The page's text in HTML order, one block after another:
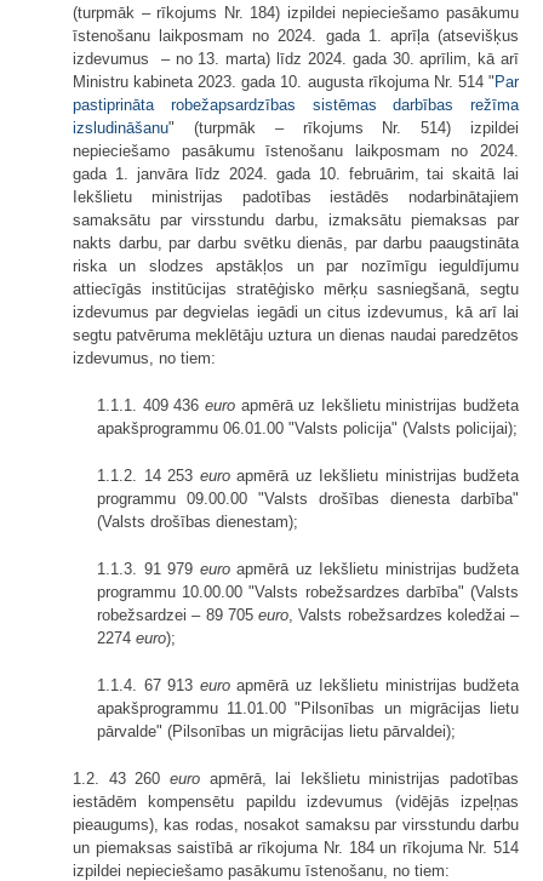
(turpmāk – rīkojums Nr. 184) izpildei nepieciešamo pasākumu
īstenošanu laikposmam no 2024. gada 1. aprīļa (atsevišķus
izdevumus – no 13. marta) līdz 2024. gada 30. aprīlim, kā arī
Ministru kabineta 2023. gada 10. augusta rīkojuma Nr. 514 " Par
pastiprināta robežapsardzības sistēmas darbības režīma
izsludināšanu" (turpmāk – rīkojums Nr. 514) izpildei
nepieciešamo pasākumu īstenošanu laikposmam no 2024.
gada 1. janvāra līdz 2024. gada 10. februārim, tai skaitā lai
Iekšlietu ministrijas padotības iestādēs nodarbinātajiem
samaksātu par virsstundu darbu, izmaksātu piemaksas par
nakts darbu, par darbu svētku dienās, par darbu paaugstināta
riska un slodzes apstākļos un par nozīmīgu ieguldījumu
attiecīgās institūcijas stratēģisko mērķu sasniegšanā, segtu
izdevumus par degvielas iegādi un citus izdevumus, kā arī lai
segtu patvēruma meklētāju uztura un dienas naudai paredzētos
izdevumus, no tiem:
1.1.1. 409 436 euroapmērā uz Iekšlietu ministrijas budžeta
apakšprogrammu 06.01.00 "Valsts policija" (Valsts policijai);
1.1.2. 14 253 euroapmērā uz Iekšlietu ministrijas budžeta
programmu 09.00.00 "Valsts drošības dienesta darbība"
(Valsts drošības dienestam);
1.1.3. 91 979 euroapmērā uz Iekšlietu ministrijas budžeta
programmu 10.00.00 "Valsts robežsardzes darbība" (Valsts
robežsardzei – 89 705 euro , Valsts robežsardzes koledžai –
2274 euro);
1.1.4. 67 913 euroapmērā uz Iekšlietu ministrijas budžeta
apakšprogrammu 11.01.00 "Pilsonības un migrācijas lietu
pārvalde" (Pilsonības un migrācijas lietu pārvaldei);
1.2. 43 260 euro apmērā, lai Iekšlietu ministrijas padotības
iestādēm kompensētu papildu izdevumus (vidējās izpeļņas
pieaugums), kas rodas, nosakot samaksu par virsstundu darbu
un piemaksas saistībā ar rīkojuma Nr. 184 un rīkojuma Nr. 514
izpildei nepieciešamo pasākumu īstenošanu, no tiem: